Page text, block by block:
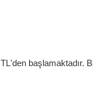
TL'den başlamaktadır.